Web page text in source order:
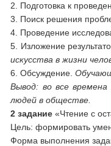
2. Подготовка к
3. Поиск решения
4. Проведение
5. Изложение
искусства в жизни
6. Обсуждение.
Вывод: во все
людей в обществе.
2 задание «Чтение с
Цель: формировать
Форма выполнения